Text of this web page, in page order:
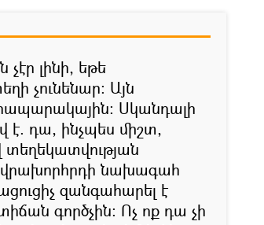
չէր լինի, եթե
չունենար։ Այն
Սկանդալի
դա, ինչպես միշտ,
տեղեկատվության
նախագահ
զանգահարել է
գործչին: Ոչ ոք դա չի